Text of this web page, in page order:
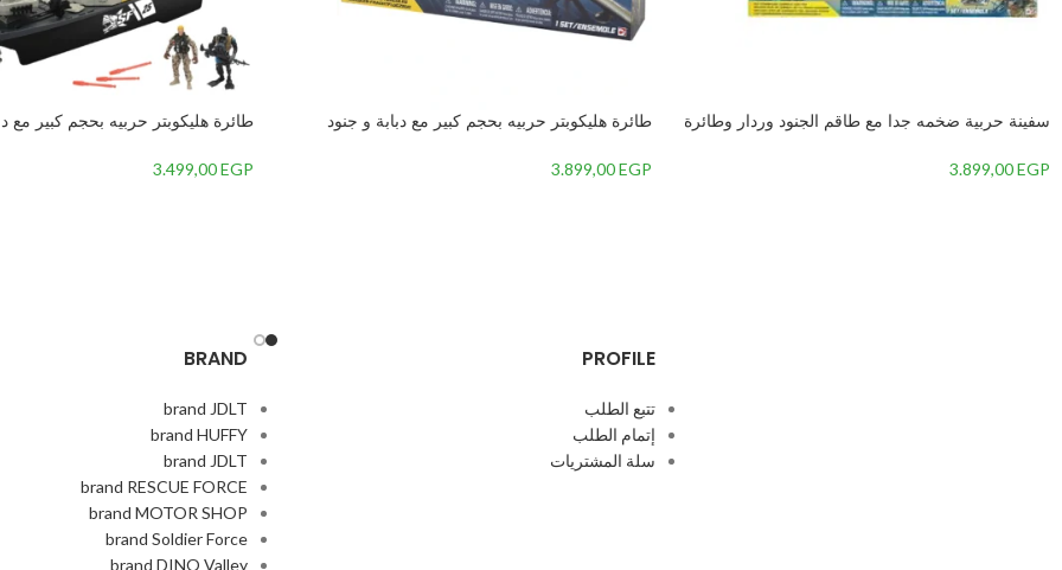
سفينة حربية ضخمه جدا مع طاقم الجنود وردار وطائرة
3.899,00EGP
طائرة هليكوبتر حربيه بحجم كبير مع دبابة و جنود
LED وصوت قوي 3.899,00EGP
LED وصوت قوي- 3.499,00EGP
PROFILE
تتبع الطلب
إتمام الطلب
سلة المشتريات
BRAND
brand JDLT
brand HUFFY
brand JDLT
brand RESCUE FORCE
brand MOTOR SHOP
brand Soldier Force
brand DINO Valley